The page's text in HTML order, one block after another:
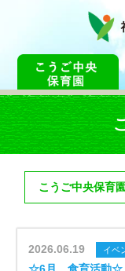
こうご中央保育
2026.06.19 イベ